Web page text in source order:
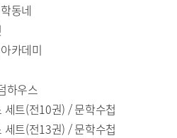
동네
카데미
하우스
트(전10권) / 문학수첩
트(전13권) / 문학수첩